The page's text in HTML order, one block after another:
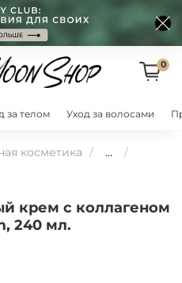
0
за телом Уход за волосами
косметика
...
крем с коллагеном
240 мл.